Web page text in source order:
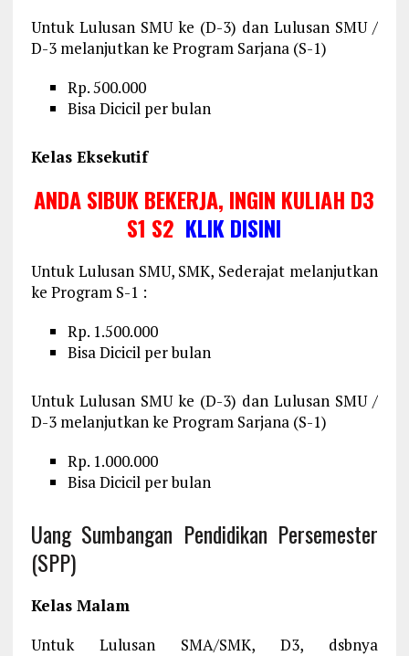
Untuk Lulusan SMU ke (D-3) dan Lulusan SMU /
D-3 melanjutkan ke Program Sarjana (S-1)
Rp. 500.000
Bisa Dicicil per bulan
Kelas Eksekutif
ANDA SIBUK BEKERJA, INGIN KULIAH D3
S1 S2 KLIK DISINI
Untuk Lulusan SMU, SMK, Sederajat melanjutkan
ke Program S-1 :
Rp. 1.500.000
Bisa Dicicil per bulan
Untuk Lulusan SMU ke (D-3) dan Lulusan SMU /
D-3 melanjutkan ke Program Sarjana (S-1)
Rp. 1.000.000
Bisa Dicicil per bulan
Uang Sumbangan Pendidikan Persemester
(SPP)
Kelas Malam
Untuk Lulusan SMA/SMK, D3, dsbnya